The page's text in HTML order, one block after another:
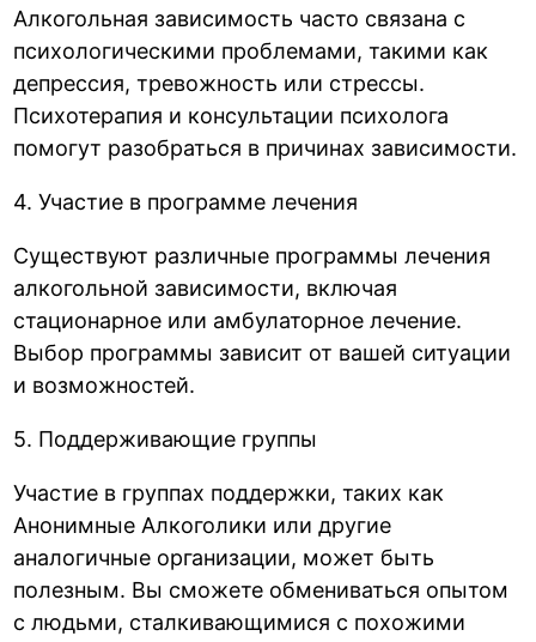
Алкогольная зависимость часто связана с
психологическими проблемами, такими как
депрессия, тревожность или стрессы.
Психотерапия и консультации психолога
помогут разобраться в причинах зависимости.
4. Участие в программе лечения
Существуют различные программы лечения
алкогольной зависимости, включая
стационарное или амбулаторное лечение.
Выбор программы зависит от вашей ситуации
и возможностей.
5. Поддерживающие группы
Участие в группах поддержки, таких как
Анонимные Алкоголики или другие
аналогичные организации, может быть
полезным. Вы сможете обмениваться опытом
с людьми, сталкивающимися с похожими